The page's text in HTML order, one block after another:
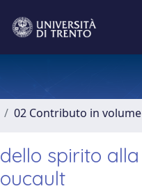
02 Contributo in
spirito